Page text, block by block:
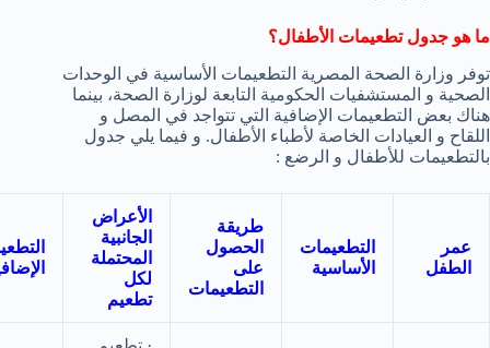
ما هو جدول تطعيمات الأطفال؟
توفر وزارة الصحة المصرية التطعيمات الأساسية في الوحدات
الصحية و المستشفيات الحكومية التابعة لوزارة الصحة، بينما
هناك بعض التطعيمات الإضافية التي تتواجد في المصل و
اللقاح و العيادات الخاصة لأطباء الأطفال. و فيما يلي جدول
بالتطعيمات للأطفال و الرضع :
عمر
الطفل
التطعيمات
الأساسية
طريقة
الحصول
على
التطعيمات
الأعراض
الجانبية
المحتملة
لكل
تطعيم